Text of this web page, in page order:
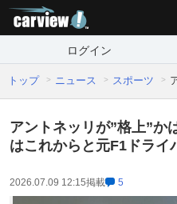
ログイン
トップ ニュース スポーツ
アントネッリが”格上”
はこれからと元F1ドライ
2026.07.09 12:15掲載 5